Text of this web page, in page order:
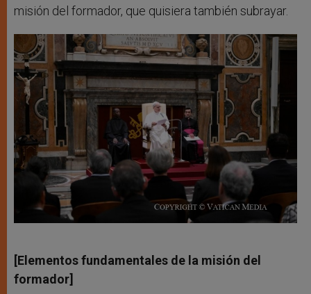
misión del formador, que quisiera también subrayar.
[Elementos fundamentales de la misión del
formador]